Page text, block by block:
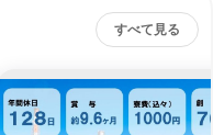
すべて見る